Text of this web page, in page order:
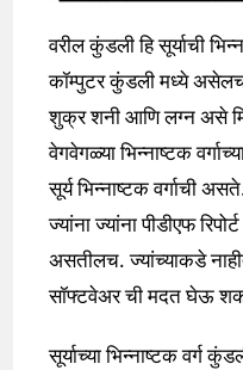
वरील कुंडली हि सूर्याची
कॉम्पुटर कुंडली मध्ये
शुक्र शनी आणि लग्न असे
वेगवेगळ्या भिन्नाष्टक
सूर्य भिन्नाष्टक वर्गाची
ज्यांना ज्यांना पीडीएफ
असतीलच. ज्यांच्याकडे
सॉफ्टवेअर ची मदत घेऊ
सूर्याच्या भिन्नाष्टक वर्ग